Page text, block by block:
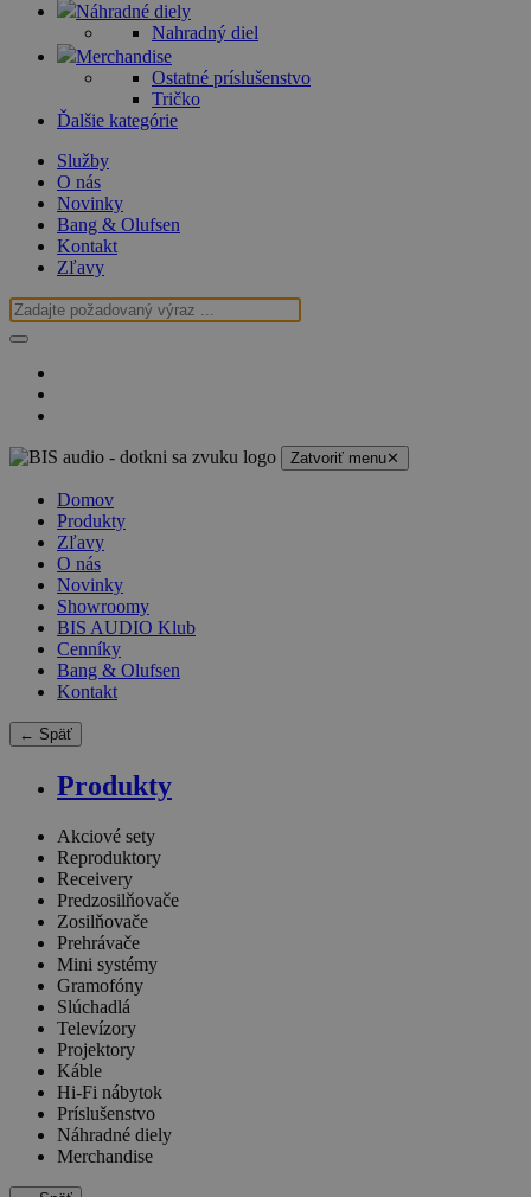
Náhradné diely
Nahradný diel
Merchandise
Ostatné príslušenstvo
Tričko
Ďalšie kategórie
Služby
O nás
Novinky
Bang & Olufsen
Kontakt
Zľavy
Zatvoriť menu✕
Domov
Produkty
Zľavy
O nás
Novinky
Showroomy
BIS AUDIO Klub
Cenníky
Bang & Olufsen
Kontakt
← Späť
Produkty
Akciové sety
Reproduktory
Receivery
Predzosilňovače
Zosilňovače
Prehrávače
Mini systémy
Gramofóny
Slúchadlá
Televízory
Projektory
Káble
Hi-Fi nábytok
Príslušenstvo
Náhradné diely
Merchandise